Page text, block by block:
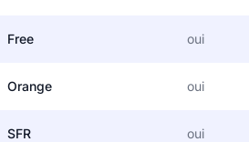
Free oui
Orange oui
SFR oui